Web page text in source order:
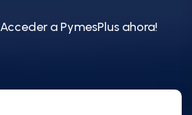
Acceder a PymesPlus ahora!